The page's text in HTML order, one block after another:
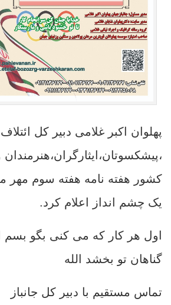
پهلوان اکبر غلامی دبیر کل
کشور هفته نامه هفته سوم مهر
یک چشم انداز اعلام کرد.
اول هر کار که می کنی بگو بسم
گناهان تو بخشد الله
تماس مستقیم با دبیر کل جانباز